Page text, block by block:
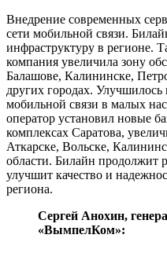
Внедрение современных
сети мобильной связи.
инфраструктуру в регионе.
компания увеличила зону
Балашове, Калининске,
других городах. Улучшилось
мобильной связи в малых
оператор установил новые
комплексах Саратова,
Аткарске, Вольске,
области. Билайн продолжит
улучшит качество и
региона.
Сергей Анохин,
«ВымпелКом»: